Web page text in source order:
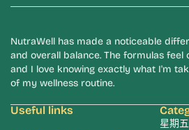
NutraWell has made a noticeable
and overall balance. The formulas
and I love knowing exactly what I'm
of my wellness routine.
Useful links
星期五